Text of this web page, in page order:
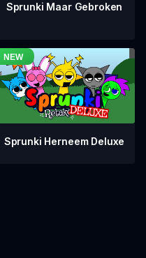
Sprunki Maar Gebroken
Sprunki Herneem Deluxe